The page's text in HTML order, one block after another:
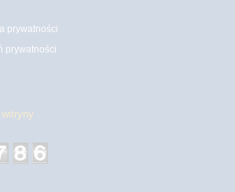
prywatności
prywatności
witryny